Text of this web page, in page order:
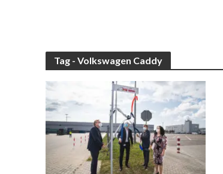
Tag - Volkswagen Caddy